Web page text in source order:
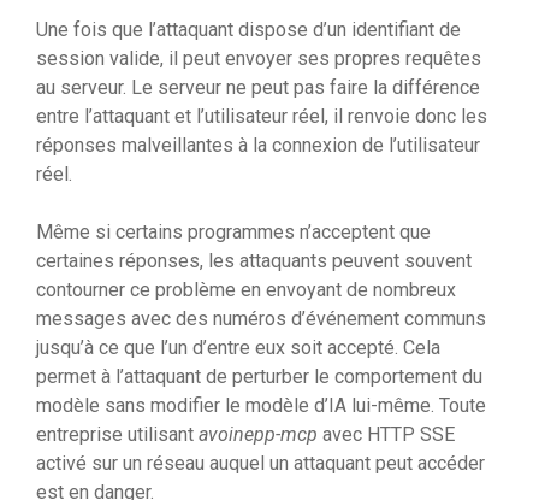
Une fois que l’attaquant dispose d’un identifiant de
session valide, il peut envoyer ses propres requêtes
au serveur. Le serveur ne peut pas faire la différence
entre l’attaquant et l’utilisateur réel, il renvoie donc les
réponses malveillantes à la connexion de l’utilisateur
réel.
Même si certains programmes n’acceptent que
certaines réponses, les attaquants peuvent souvent
contourner ce problème en envoyant de nombreux
messages avec des numéros d’événement communs
jusqu’à ce que l’un d’entre eux soit accepté. Cela
permet à l’attaquant de perturber le comportement du
modèle sans modifier le modèle d’IA lui-même. Toute
entreprise utilisant avoinepp-mcp avec HTTP SSE
activé sur un réseau auquel un attaquant peut accéder
est en danger.